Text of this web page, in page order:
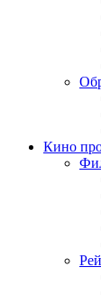
Кино